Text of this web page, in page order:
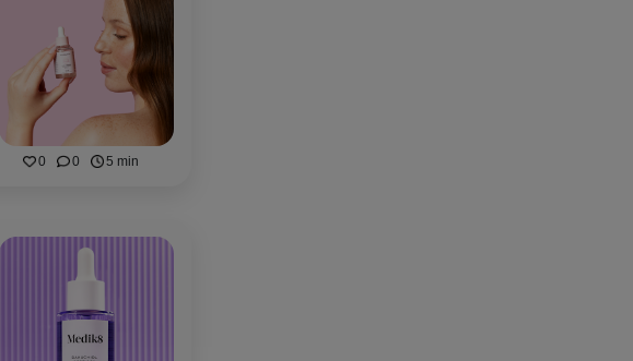
0 0 5 min